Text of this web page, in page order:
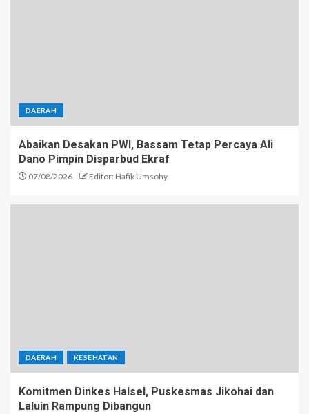
DAERAH
Abaikan Desakan PWI, Bassam Tetap Percaya Ali
Dano Pimpin Disparbud Ekraf
07/08/2026 Editor: Hafik Umsohy
DAERAH KESEHATAN
Komitmen Dinkes Halsel, Puskesmas Jikohai dan
Laluin Rampung Dibangun